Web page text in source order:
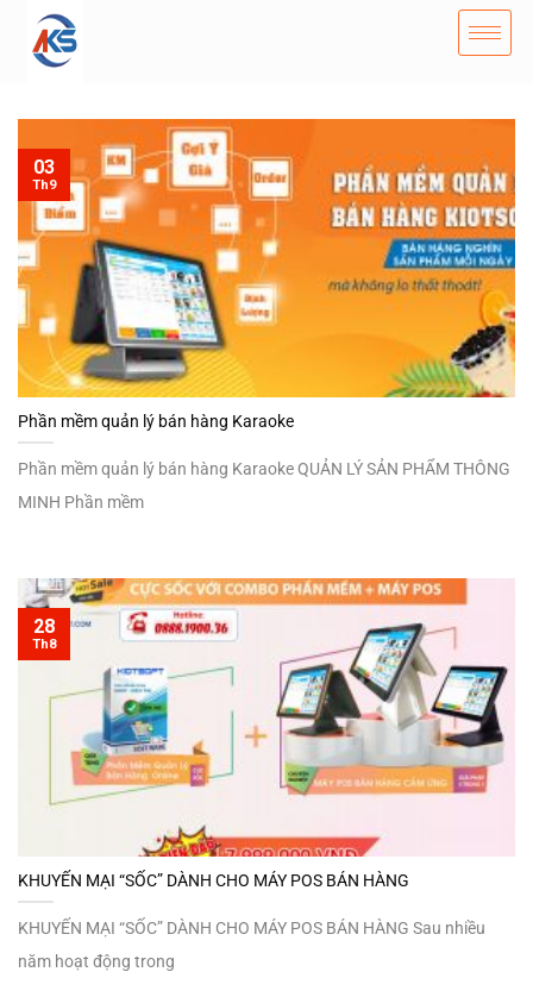
Phần mềm quản lý bán hàng Karaoke
Phần mềm quản lý bán hàng Karaoke QUẢN LÝ SẢN PHẨM THÔNG
MINH Phần mềm
03
Th9
KHUYẾN MẠI “SỐC” DÀNH CHO MÁY POS BÁN HÀNG
KHUYẾN MẠI “SỐC” DÀNH CHO MÁY POS BÁN HÀNG Sau nhiều
năm hoạt động trong
28
Th8